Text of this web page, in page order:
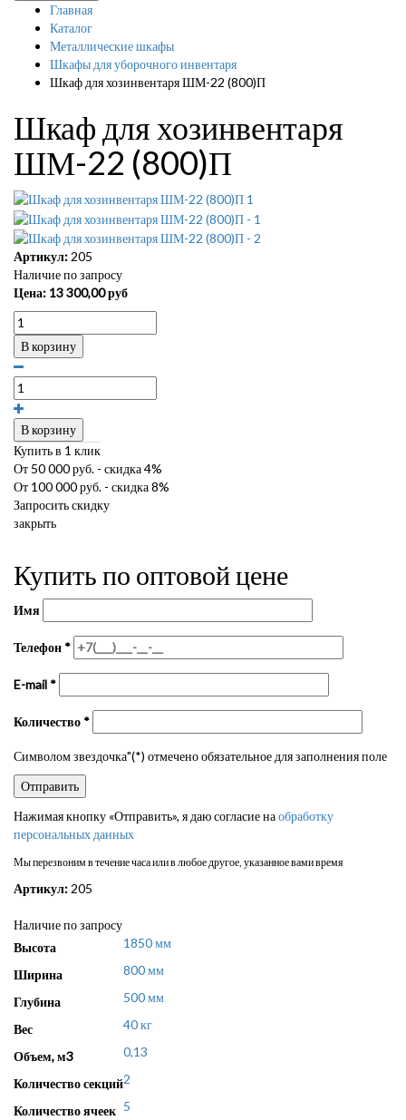
Главная
Каталог
Металлические шкафы
Шкафы для уборочного инвентаря
Шкаф для хозинвентаря ШМ-22 (800)П
Шкаф для хозинвентаря
ШМ-22 (800)П
Артикул: 205
Наличие по запросу
Цена: 13 300,00руб
В корзину
В корзину
Купить в 1 клик
От 50 000 руб. - скидка 4%
От 100 000 руб. - скидка 8%
Запросить скидку
закрыть
Купить по оптовой цене
Имя
Телефон *
E-mail *
Количество *
Символом звездочка"(*) отмечено обязательное для заполнения поле
Нажимая кнопку «Отправить», я даю согласие наобработку
персональных данных
Мы перезвоним в течение часа или в любое другое, указанное вами время
Артикул: 205
Наличие по запросу
Высота
1850 мм
Ширина 800 мм
Глубина 500 мм
Вес 40 кг
Объем, м3 0,13
Количество секций2
Количество ячеек 5